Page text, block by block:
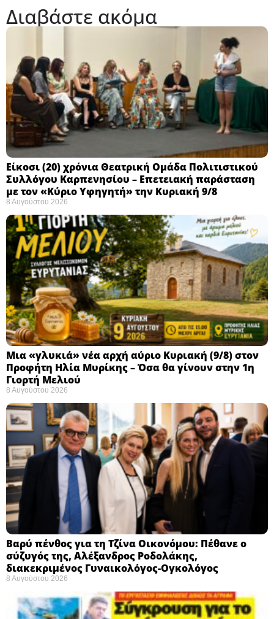
Διαβάστε ακόμα
Eίκοσι (20) χρόνια Θεατρική Ομάδα Πολιτιστικού
Συλλόγου Καρπενησίου – Επετειακή παράσταση
με τον «Κύριο Υφηγητή» την Κυριακή 9/8
8 Αυγούστου 2026
Μια «γλυκιά» νέα αρχή αύριο Κυριακή (9/8) στον
Προφήτη Ηλία Μυρίκης – Όσα θα γίνουν στην 1η
Γιορτή Μελιού
8 Αυγούστου 2026
Βαρύ πένθος για τη Τζίνα Οικονόμου: Πέθανε ο
σύζυγός της, Αλέξανδρος Ροδολάκης,
διακεκριμένος Γυναικολόγος-Ογκολόγος
8 Αυγούστου 2026